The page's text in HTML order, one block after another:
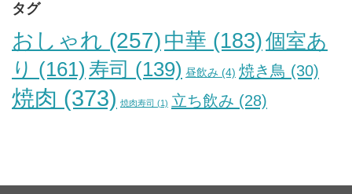
タグ
おしゃれ (257) 中華 (183)個室あ
り (161) 寿司 (139) 昼飲み (4) 焼き鳥 (30)
焼肉 (373) 焼肉寿司 (1) 立ち飲み (28)